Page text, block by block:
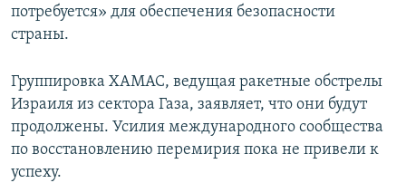
потребуется» для обеспечения безопасности
страны.
Группировка ХАМАС, ведущая ракетные обстрелы
Израиля из сектора Газа, заявляет, что они будут
продолжены. Усилия международного сообщества
по восстановлению перемирия пока не привели к
успеху.